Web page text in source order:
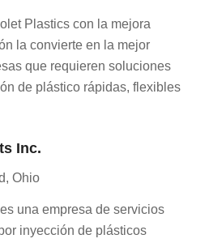
Plastics con la mejora
la convierte en la mejor
que requieren soluciones
de plástico rápidas, flexibles
Inc.
Ohio
una empresa de servicios
inyección de plásticos